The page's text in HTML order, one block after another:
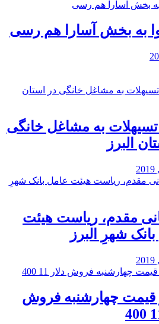
به بخش آسارا هم رسی
تسیهلات به مشاغل خانگی
البرز
مقدم، ریاست هیئت
شهرِ البرز
قیمت چهارشنبه فروش